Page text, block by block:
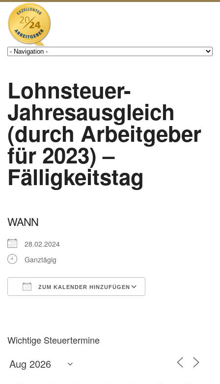
Lohnsteuer-
Jahresausgleich
(durch Arbeitgeber
für 2023) –
Fälligkeitstag
WANN
28.02.2024
Ganztägig
ZUM KALENDER HINZUFÜGEN
Wichtige Steuertermine